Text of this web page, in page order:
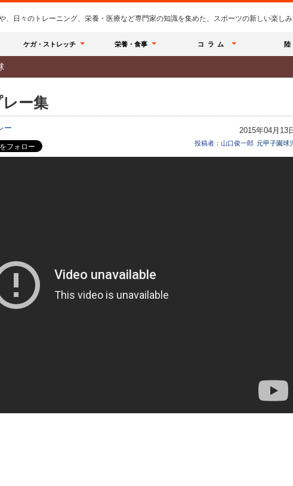
、日々のトレーニング、栄養・医療など専門家の知識を集めた、スポーツの新しい楽し
ケガ・ストレッチ 栄養・食事 コラム
ー集
ー 2015年04月13
投稿者：山口俊一郎 元甲子園球